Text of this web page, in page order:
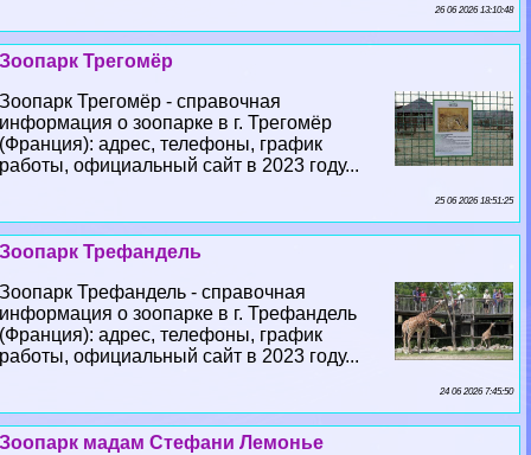
26 06 2026 13:10:48
Зоопарк Трегомёр
Зоопарк Трегомёр - справочная
информация о зоопарке в г. Трегомёр
(Франция): адрес, телефоны, график
работы, официальный сайт в 2023 году...
25 06 2026 18:51:25
Зоопарк Трефандель
Зоопарк Трефандель - справочная
информация о зоопарке в г. Трефандель
(Франция): адрес, телефоны, график
работы, официальный сайт в 2023 году...
24 06 2026 7:45:50
Зоопарк мадам Стефани Лемонье